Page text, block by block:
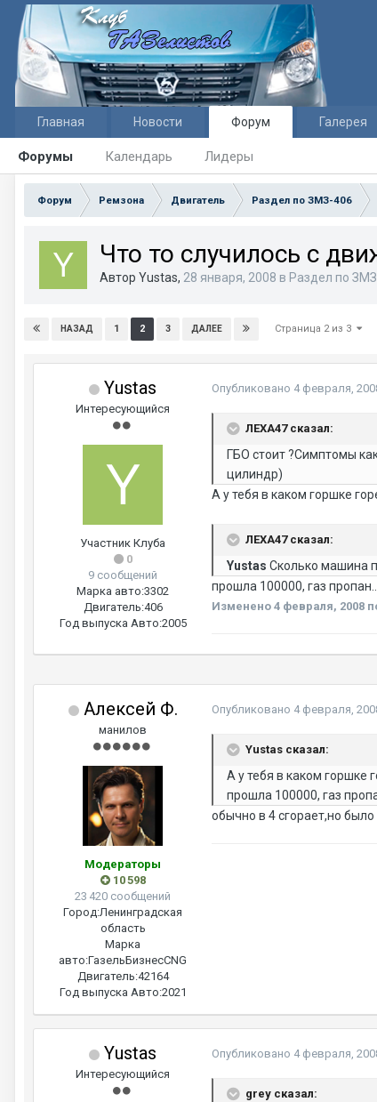
Главная Новости Форум
Форумы Календарь Лидеры
Галерея
Форум Ремзона Двигатель Раздел по ЗМЗ-406
Что то случилось с
Автор Yustas, 28 января, 2008 в Раздел по
НАЗАД 1 2 3 ДАЛЕЕ Страница 2 из 3
Yustas
Интересующийся
Участник Клуба
0
9 сообщений
Марка авто:3302
Двигатель:406
Год выпуска Авто:2005
Опубликовано 4 февраля,
ЛЕХА47 сказал:
ГБО стоит ?Симптомы
цилиндр)
А у тебя в каком горшке
ЛЕХА47 сказал:
Yustas Сколько машина
прошла 100000, газ пропан...
Изменено 4 февраля, 2008
Алексей Ф.
манилов
Модераторы
10 598
23 420 сообщений
Город:Ленинградская
область
Марка
авто:ГазельБизнесCNG
Двигатель:42164
Год выпуска Авто:2021
Опубликовано 4 февраля,
Yustas сказал:
А у тебя в каком горшке
прошла 100000, газ
обычно в 4 сгорает,но
Yustas
Интересующийся
Опубликовано 4 февраля,
grey сказал: